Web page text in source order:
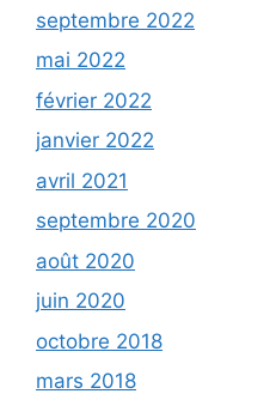
septembre 2022
mai 2022
février 2022
janvier 2022
avril 2021
septembre 2020
août 2020
juin 2020
octobre 2018
mars 2018